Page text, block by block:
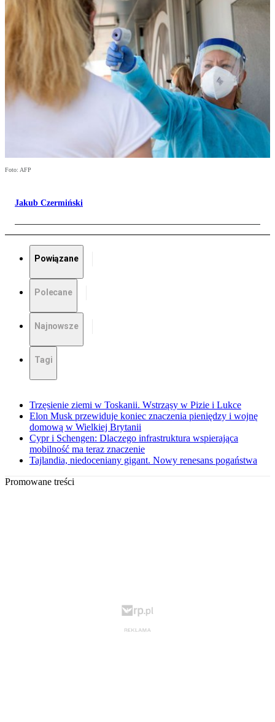
Foto: AFP
Jakub Czermiński
Powiązane
Polecane
Najnowsze
Tagi
Trzęsienie ziemi w Toskanii. Wstrząsy w Pizie i Lukce
Elon Musk przewiduje koniec znaczenia pieniędzy i wojnę
domową w Wielkiej Brytanii
Cypr i Schengen: Dlaczego infrastruktura wspierająca
mobilność ma teraz znaczenie
Tajlandia, niedoceniany gigant. Nowy renesans pogaństwa
Promowane treści